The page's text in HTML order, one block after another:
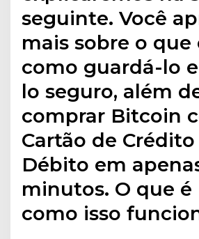
seguinte. Você
mais sobre o que
como guardá-lo
lo seguro, além
comprar Bitcoin
Cartão de
Débito em
minutos. O que
como isso